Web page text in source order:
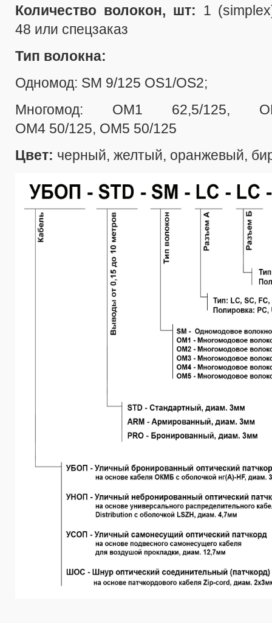
Количество волокон, шт: 1
48 или спецзаказ
Тип волокна:
Одномод: SM 9/125 OS1/OS2;
Многомод: ОМ1 62,5/125,
ОМ4 50/125, ОМ5 50/125
Цвет: черный, желтый, оранжевый,